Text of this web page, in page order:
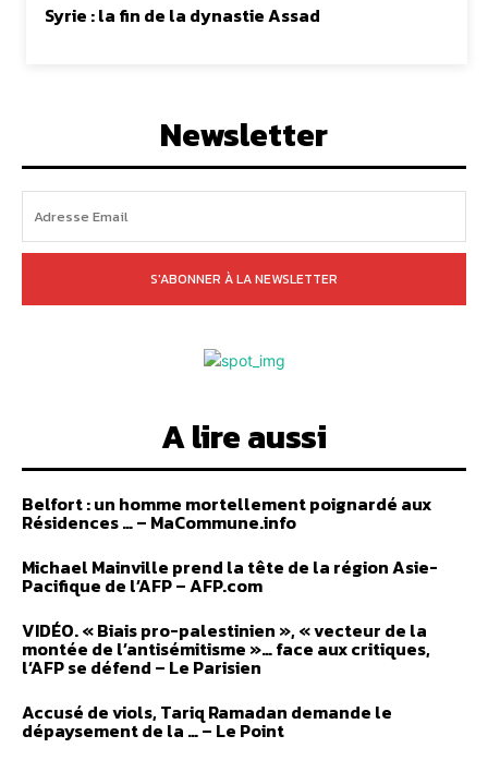
Syrie : la fin de la dynastie Assad
Newsletter
S'ABONNER À LA NEWSLETTER
A lire aussi
Belfort : un homme mortellement poignardé aux
Résidences … – MaCommune.info
Michael Mainville prend la tête de la région Asie-
Pacifique de l’AFP – AFP.com
VIDÉO. « Biais pro-palestinien », « vecteur de la
montée de l’antisémitisme »… face aux critiques,
l’AFP se défend – Le Parisien
Accusé de viols, Tariq Ramadan demande le
dépaysement de la … – Le Point